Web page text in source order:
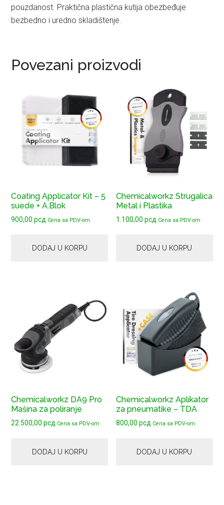
pouzdanost. Praktična plastična kutija obezbeđuje
bezbedno i uredno skladištenje.
Povezani proizvodi
Coating Applicator Kit – 5
suede + A.Blok
900,00рсд Cena sa PDV-om
DODAJ U KORPU
Chemicalworkz Strugalica
Metal i Plastika
1.100,00рсд Cena sa PDV-om
DODAJ U KORPU
Chemicalworkz DA9 Pro
Mašina za poliranje
22.500,00рсд Cena sa PDV-om
DODAJ U KORPU
Chemicalworkz Aplikator
za pneumatike – TDA
800,00рсд Cena sa PDV-om
DODAJ U KORPU